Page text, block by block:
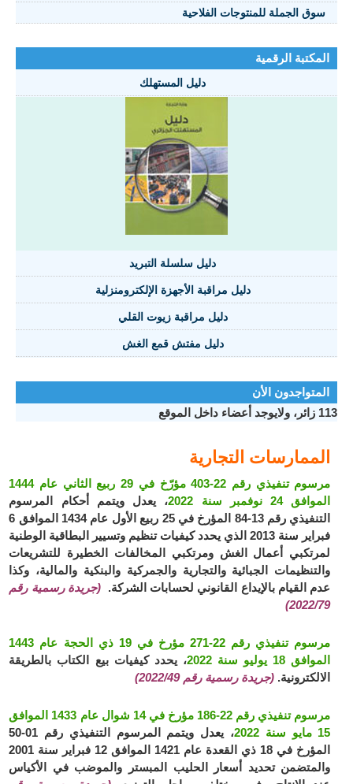
سوق الجملة للمنتوجات الفلاحية
المكتبة الرقمية
دليل المستهلك
دليل سلسلة التبريد
دليل مراقبة الأجهزة الإلكترومنزلية
دليل مراقبة زيوت القلي
دليل مفتش قمع الغش
المتواجدون الأن
113 زائر، ولايوجد أعضاء داخل الموقع
الممارسات التجارية
مرسوم تنفيذي رقم 22-403 مؤرّخ في 29 ربيع الثاني عام 1444
الموافق 24 نوفمبر سنة 2022
، يعدل ويتمم أحكام المرسوم
التنفيذي رقم 13-84 المؤرخ في 25 ربيع الأول عام 1434 الموافق 6
فبراير سنة 2013 الذي يحدد كيفيات تنظيم وتسيير البطاقية الوطنية
لمرتكبي أعمال الغش ومرتكبي المخالفات الخطيرة للتشريعات
والتنظيمات الجبائية والتجارية والجمركية والبنكية والمالية، وكذا
عدم القيام بالإيداع القانوني لحسابات الشركة. (جريدة رسمية رقم
2022/79)
مرسوم تنفيذي رقم 22-271 مؤرخ في 19 ذي الحجة عام 1443
الموافق 18 يوليو سنة 2022
، يحدد كيفيات بيع الكتاب بالطريقة
الالكترونية. (جريدة رسمية رقم 2022/49)
مرسوم تنفيذي رقم 22-186 مؤرخ في 14 شوال عام 1433 الموافق
15 مايو سنة 2022
، يعدل ويتمم المرسوم التنفيذي رقم 01-50
المؤرخ في 18 ذي القعدة عام 1421 الموافق 12 فبراير سنة 2001
والمتضمن تحديد أسعار الحليب المبستر والموضب في الأكياس